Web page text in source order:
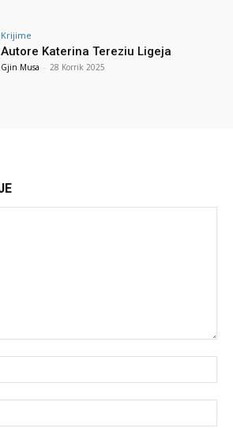
Krijime
Autore Katerina Tereziu Ligeja
Gjin Musa - 28 Korrik 2025